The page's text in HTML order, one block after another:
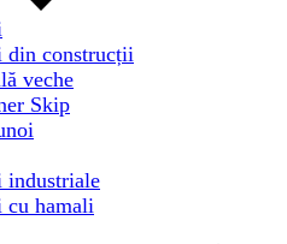
din construcții
veche
Skip
industriale
cu hamali